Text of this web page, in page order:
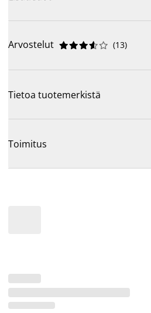
Arvostelut 




 (13)
Tietoa tuotemerkistä
Toimitus